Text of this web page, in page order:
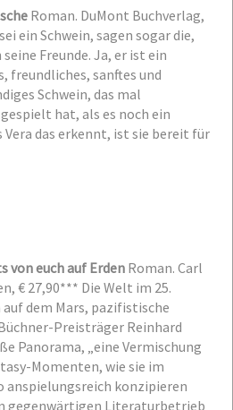
Roman. DuMont Buchverlag,
ein Schwein, sagen sogar die,
Freunde. Ja, er ist ein
freundliches, sanftes und
Schwein, das mal
hat, als es noch ein
Vera das erkennt, ist sie bereit für
von euch auf Erden Roman. Carl
€ 27,90*** Die Welt im 25.
dem Mars, pazifistische
Preisträger Reinhard
Panorama, „eine Vermischung
Momenten, wie sie im
anspielungsreich konzipieren
gegenwärtigen Literaturbetrieb